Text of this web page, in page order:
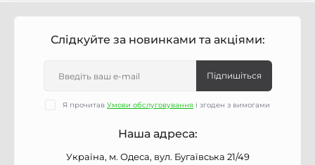
Слідкуйте за новинками та акціями:
Підпишіться
Я прочитав Умови обслуговування і згоден з вимогами
Наша адреса:
Україна, м. Одеса, вул. Бугаївська 21/49